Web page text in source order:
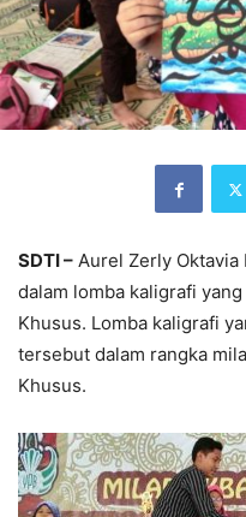
SDTI – Aurel Zerly
dalam lomba kaligrafi
Khusus. Lomba kaligrafi
tersebut dalam rangka
Khusus.